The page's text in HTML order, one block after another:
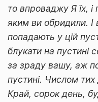
то впроваджу Я їх,
яким ви обридили. І
попадають у цій
блукати на пустині
за зраду вашу, аж
пустині. Числом
Край, сорок день,